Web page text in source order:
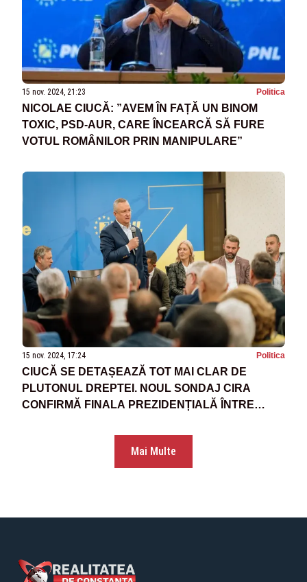
15 nov. 2024, 21:23 Politica
NICOLAE CIUCĂ: ”AVEM ÎN FAȚĂ UN BINOM
TOXIC, PSD-AUR, CARE ÎNCEARCĂ SĂ FURE
VOTUL ROMÂNILOR PRIN MANIPULARE”
15 nov. 2024, 17:24 Politica
CIUCĂ SE DETAȘEAZĂ TOT MAI CLAR DE
PLUTONUL DREPTEI. NOUL SONDAJ CIRA
CONFIRMĂ FINALA PREZIDENȚIALĂ ÎNTRE
Mai Multe